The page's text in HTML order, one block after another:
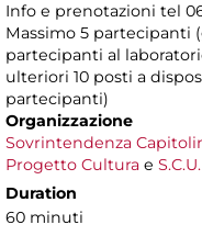
Info e prenotazioni tel
Massimo 5 partecipanti
partecipanti al
ulteriori 10 posti a
partecipanti)
Organizzazione
Sovrintendenza
Progetto Cultura e S.C.U.
Duration
60 minuti